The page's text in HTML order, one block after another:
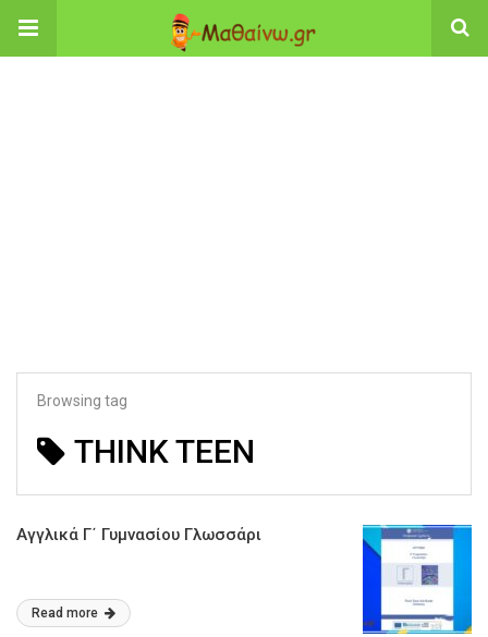
Browsing tag
THINK TEEN
Αγγλικά Γ΄ Γυμνασίου Γλωσσάρι
Read more